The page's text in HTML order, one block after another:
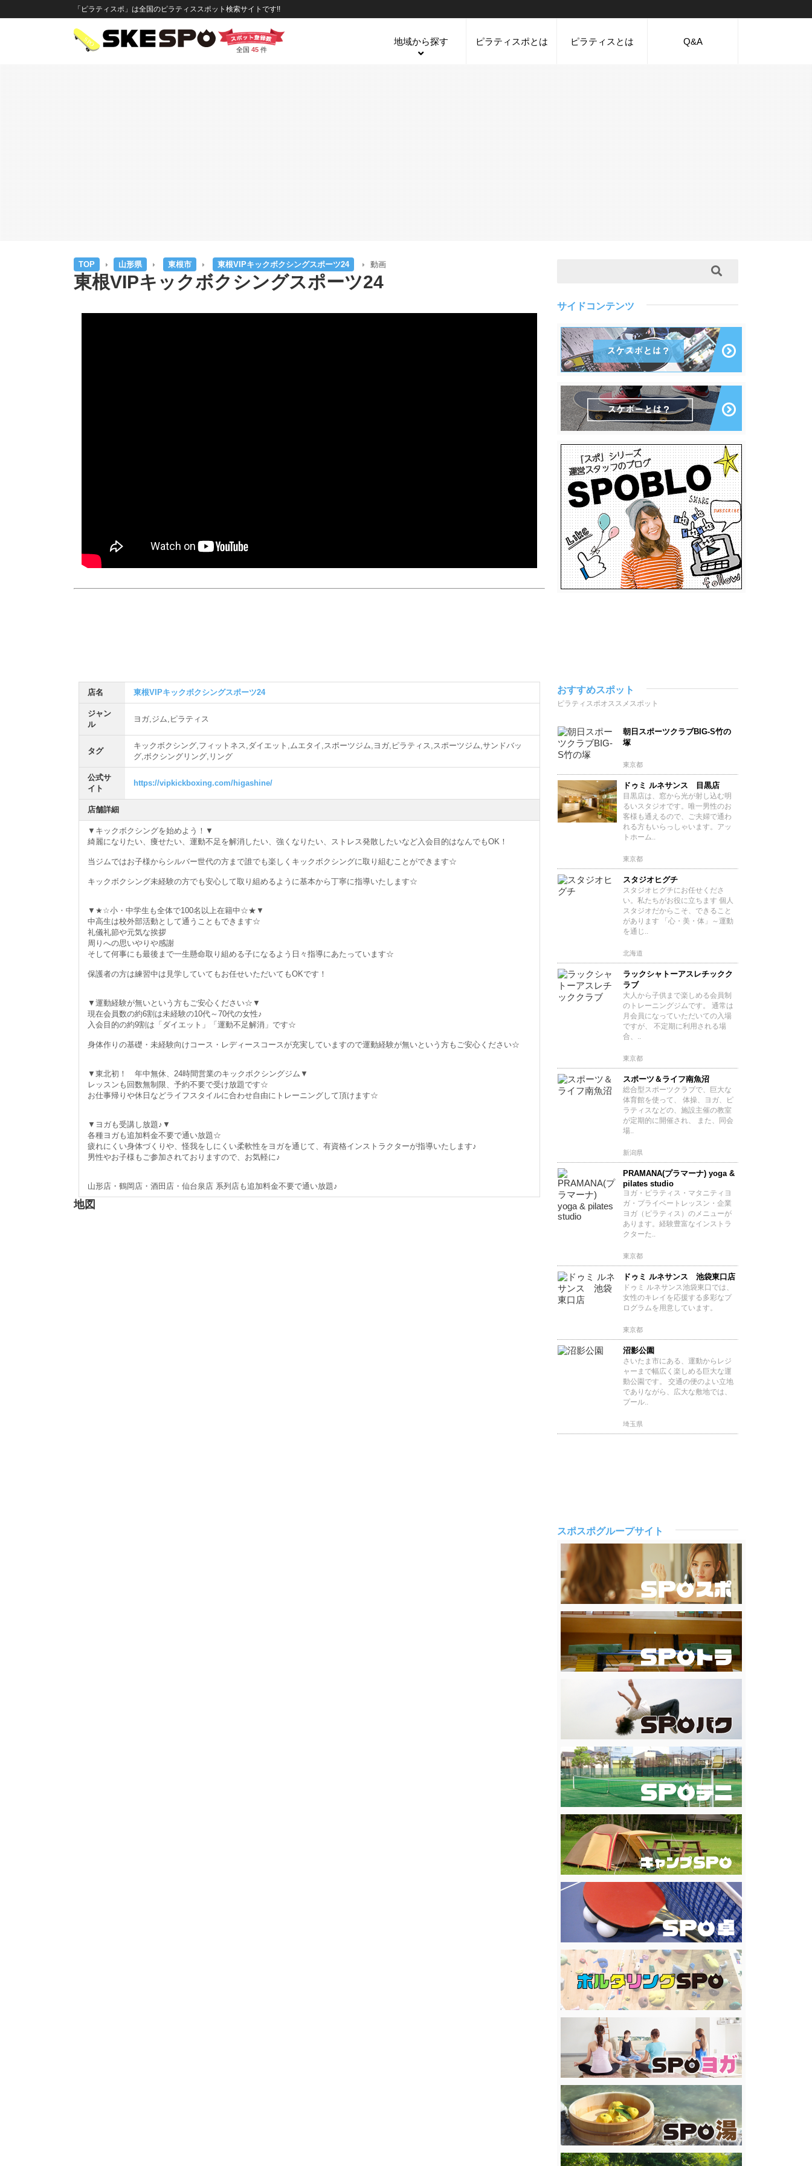
「ピラティスポ」は全国のピラティススポット検索サイトです!!
全国 45件
地域から探す ピラティスポとは ピラティスとは Q&A
TOP 山形県 東根市 東根VIPキックボクシングスポーツ24 動画
東根VIPキックボクシングスポーツ24
店名 東根VIPキックボクシングスポーツ24
ジャン
ル
ヨガ,ジム,ピラティス
タグ
キックボクシング,フィットネス,ダイエット,ムエタイ,スポーツジム,ヨガ,ピラティス,スポーツジム,サンドバッ
グ,ボクシングリング,リング
公式サ
イト
https://vipkickboxing.com/higashine/
店舗詳細
▼キックボクシングを始めよう！▼
綺麗になりたい、痩せたい、運動不足を解消したい、強くなりたい、ストレス発散したいなど入会目的はなんでもOK！
当ジムではお子様からシルバー世代の方まで誰でも楽しくキックボクシングに取り組むことができます☆
キックボクシング未経験の方でも安心して取り組めるように基本から丁寧に指導いたします☆
▼★☆小・中学生も全体で100名以上在籍中☆★▼
中高生は校外部活動として通うこともできます☆
礼儀礼節や元気な挨拶
周りへの思いやりや感謝
そして何事にも最後まで一生懸命取り組める子になるよう日々指導にあたっています☆
保護者の方は練習中は見学していてもお任せいただいてもOKです！
▼運動経験が無いという方もご安心ください☆▼
現在会員数の約6割は未経験の10代～70代の女性♪
入会目的の約9割は「ダイエット」「運動不足解消」です☆
身体作りの基礎・未経験向けコース・レディースコースが充実していますので運動経験が無いという方もご安心ください☆
▼東北初！ 年中無休、24時間営業のキックボクシングジム▼
レッスンも回数無制限、予約不要で受け放題です☆
お仕事帰りや休日などライフスタイルに合わせ自由にトレーニングして頂けます☆
▼ヨガも受講し放題♪▼
各種ヨガも追加料金不要で通い放題☆
疲れにくい身体づくりや、怪我をしにくい柔軟性をヨガを通じて、有資格インストラクターが指導いたします♪
男性やお子様もご参加されておりますので、お気軽に♪
山形店・鶴岡店・酒田店・仙台泉店 系列店も追加料金不要で通い放題♪
地図
サイドコンテンツ
おすすめスポット
ピラティスポオススメスポット
朝日スポーツクラブBIG-S竹の
塚
東京都
ドゥミ ルネサンス 目黒店
目黒店は、窓から光が射し込む明
るいスタジオです。唯一男性のお
客様も通えるので、ご夫婦で通わ
れる方もいらっしゃいます。アッ
トホーム..
東京都
スタジオヒグチ
スタジオヒグチにお任せくださ
い。私たちがお役に立ちます 個人
スタジオだからこそ、できること
があります 「心・美・体」～運動
を通じ..
北海道
ラックシャトーアスレチックク
ラブ
大人から子供まで楽しめる会員制
のトレーニングジムです。 通常は
月会員になっていただいての入場
ですが、 不定期に利用される場
合、..
東京都
スポーツ＆ライフ南魚沼
総合型スポーツクラブで、巨大な
体育館を使って、 体操、ヨガ、ピ
ラティスなどの、施設主催の教室
が定期的に開催され、 また、同会
場..
新潟県
PRAMANA(プラマーナ) yoga &
pilates studio
ヨガ・ピラティス・マタニティヨ
ガ・プライベートレッスン・企業
ヨガ（ピラティス）のメニューが
あります。経験豊富なインストラ
クターた..
東京都
ドゥミ ルネサンス 池袋東口店
ドゥミ ルネサンス池袋東口では、
女性のキレイを応援する多彩なプ
ログラムを用意しています。
東京都
沼影公園
さいたま市にある、運動からレジ
ャーまで幅広く楽しめる巨大な運
動公園です。 交通の便のよい立地
でありながら、広大な敷地では、
プール..
埼玉県
スポスポグループサイト